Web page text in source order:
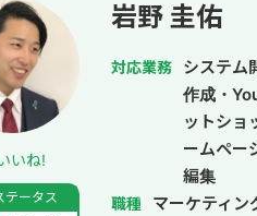
いね!
テータス
岩野 圭佑
対応業務
システム
作成・
ットショ
ームペー
編集
職種 マーケティン